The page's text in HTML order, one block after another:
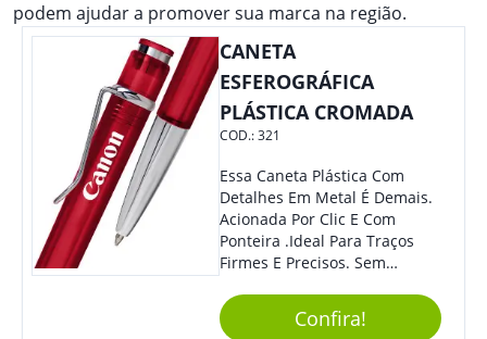
podem ajudar a promover sua marca na região.
CANETA
ESFEROGRÁFICA
PLÁSTICA CROMADA
COD.:321
Essa Caneta Plástica Com
Detalhes Em Metal É Demais.
Acionada Por Clic E Com
Ponteira .Ideal Para Traços
Firmes E Precisos. Sem
Brinde Para Representar Sua
Marca.
Confira!